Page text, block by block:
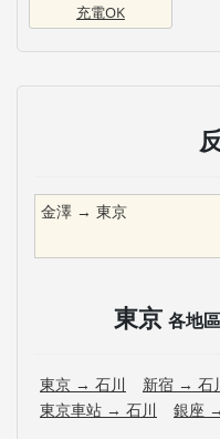
充電OK
金澤 → 東京
東京 各地
東京 → 石川 新宿 → 石
東京車站 → 石川 銀座 →